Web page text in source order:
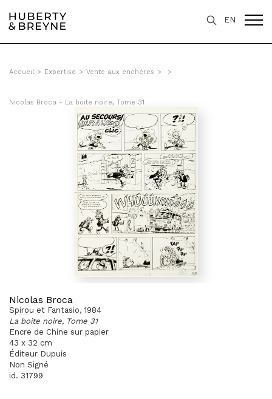
EN
Accueil > Expertise > Vente aux enchères > >
Nicolas Broca - La boite noire, Tome 31
Nicolas Broca
Spirou et Fantasio, 1984
La boite noire, Tome 31
Encre de Chine sur papier
43 x 32 cm
Éditeur Dupuis
Non Signé
id. 31799